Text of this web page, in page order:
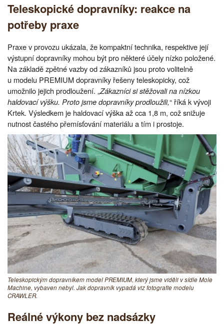
Teleskopické dopravníky: reakce na
potřeby praxe
Praxe v provozu ukázala, že kompaktní technika, respektive její
výstupní dopravníky mohou být pro některé účely nízko položené.
Na základě zpětné vazby od zákazníků jsou proto volitelně
u modelu PREMIUM dopravníky řešeny teleskopicky, což
umožnilo jejich prodloužení. „Zákazníci si stěžovali na nízkou
haldovací výšku. Proto jsme dopravníky prodloužili,“ říká k vývoji
Krtek. Výsledkem je haldovací výška až cca 1,8 m, což snižuje
nutnost častého přemísťování materiálu a tím i prostoje.
Teleskopickým dopravníkem model PREMIUM, který jsme viděli v sídle Mole
Machine, vybaven nebyl. Jak dopravník vypadá viz fotografie modelu
CRAWLER.
Reálné výkony bez nadsázky